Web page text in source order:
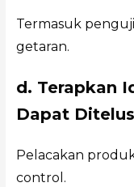
Termasuk
getaran.
d. Terapkan
Dapat
Pelacakan
control.